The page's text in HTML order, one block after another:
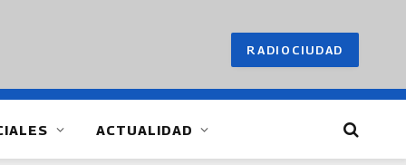
RADIOCIUDAD
ACTUALIDAD